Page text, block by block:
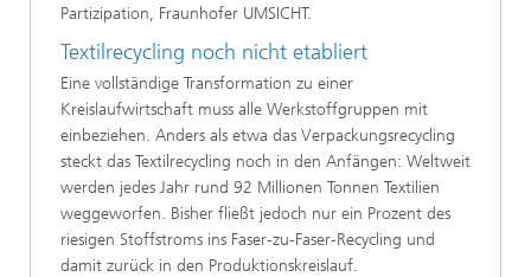
Partizipation, Fraunhofer UMSICHT.
Textilrecycling noch nicht etabliert
Eine vollständige Transformation zu einer
Kreislaufwirtschaft muss alle Werkstoffgruppen mit
einbeziehen. Anders als etwa das Verpackungsrecycling
steckt das Textilrecycling noch in den Anfängen: Weltweit
werden jedes Jahr rund 92 Millionen Tonnen Textilien
weggeworfen. Bisher fließt jedoch nur ein Prozent des
riesigen Stoffstroms ins Faser-zu-Faser-Recycling und
damit zurück in den Produktionskreislauf.